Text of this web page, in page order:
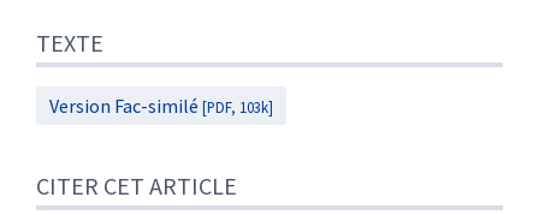
TEXTE
Version Fac-similé [PDF, 103k]
CITER CET ARTICLE